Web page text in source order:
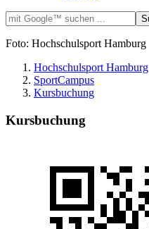
Foto: Hochschulsport Hamburg
Hochschulsport Hamburg
SportCampus
Kursbuchung
Kursbuchung